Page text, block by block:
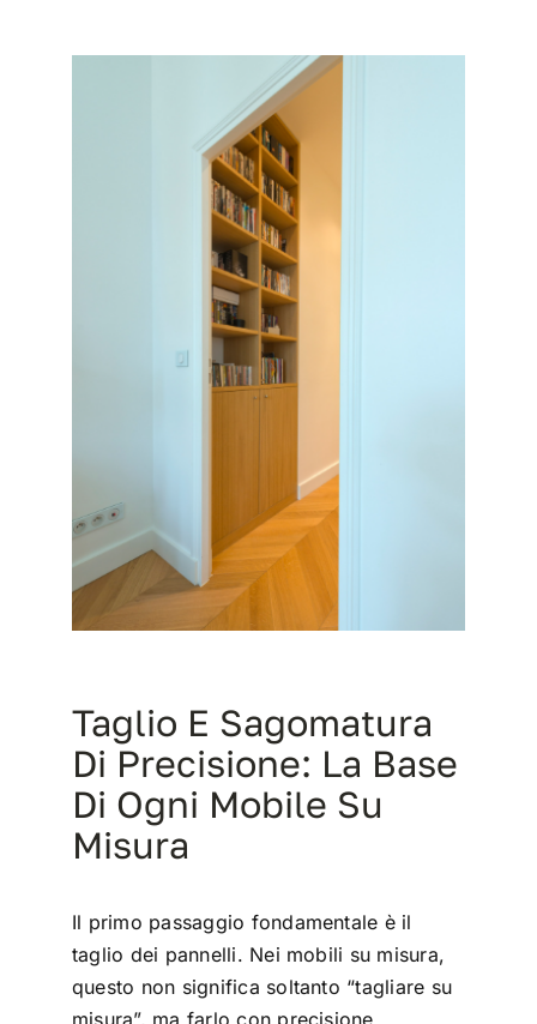
Taglio E Sagomatura
Di Precisione: La Base
Di Ogni Mobile Su
Misura
Il primo passaggio fondamentale è il
taglio dei pannelli. Nei mobili su misura,
questo non significa soltanto “tagliare su
misura”, ma farlo con precisione